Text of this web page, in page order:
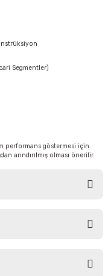
Segmentler)
performans göstermesi için
arındırılmış olması önerilir.